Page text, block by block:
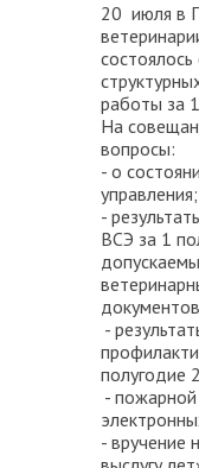
20 июля в
работы за
На
вопросы:
- о
управления;
-
ВСЭ за 1
-
полугодие
- пожарной
- вручение